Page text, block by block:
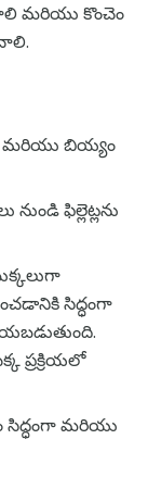
మరియు కొంచెం
మరియు బియ్యం
ఫిల్లెట్లను
సిద్ధంగా
ప్రక్రియలో
మరియు